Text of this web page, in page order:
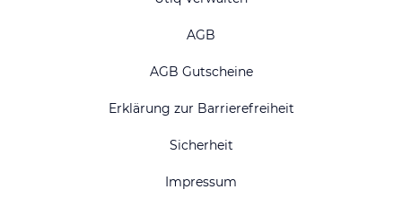
AGB
AGB Gutscheine
Erklärung zur Barrierefreiheit
Sicherheit
Impressum